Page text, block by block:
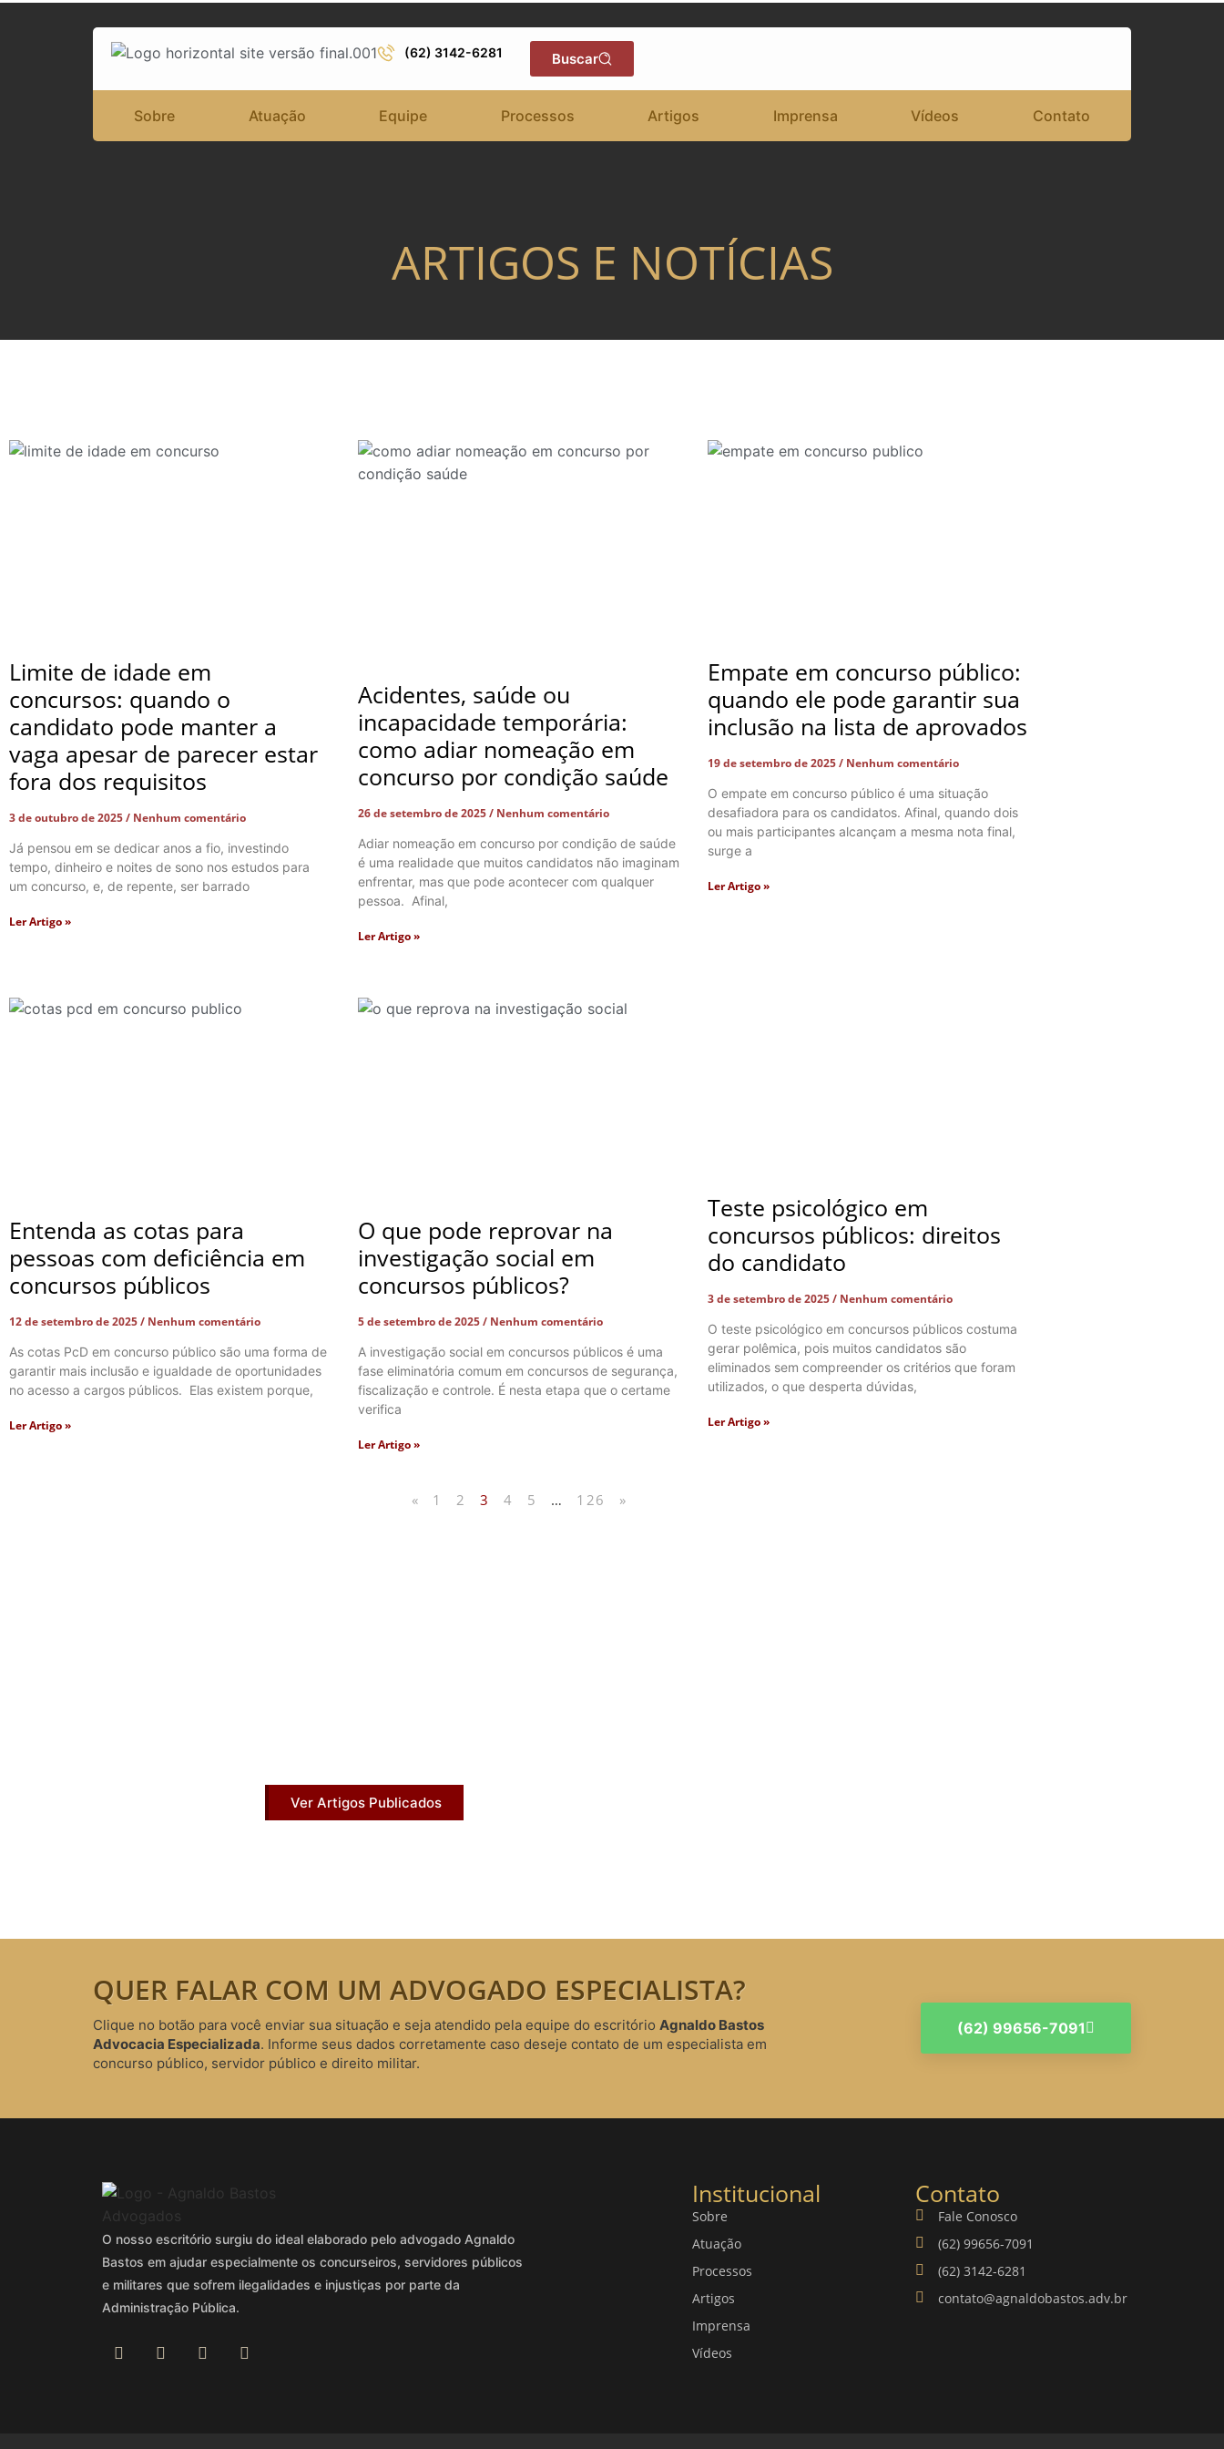
(62) 3142-6281 Buscar
Sobre Atuação Equipe Processos Artigos Imprensa Vídeos Contato
ARTIGOS E NOTÍCIAS
Limite de idade em
concursos: quando o
candidato pode manter a
vaga apesar de parecer estar
fora dos requisitos
3 de outubro de 2025
Nenhum comentário
Já pensou em se dedicar anos a fio, investindo
tempo, dinheiro e noites de sono nos estudos para
um concurso, e, de repente, ser barrado
Ler Artigo »
Acidentes, saúde ou
incapacidade temporária:
como adiar nomeação em
concurso por condição saúde
26 de setembro de 2025 Nenhum comentário
Adiar nomeação em concurso por condição de saúde
é uma realidade que muitos candidatos não imaginam
enfrentar, mas que pode acontecer com qualquer
pessoa. Afinal,
Ler Artigo »
Empate em concurso público:
quando ele pode garantir sua
inclusão na lista de aprovados
19 de setembro de 2025 Nenhum comentário
O empate em concurso público é uma situação
desafiadora para os candidatos. Afinal, quando dois
ou mais participantes alcançam a mesma nota final,
surge a
Ler Artigo »
Entenda as cotas para
pessoas com deficiência em
concursos públicos
12 de setembro de 2025
Nenhum comentário
As cotas PcD em concurso público são uma forma de
garantir mais inclusão e igualdade de oportunidades
no acesso a cargos públicos. Elas existem porque,
Ler Artigo »
O que pode reprovar na
investigação social em
concursos públicos?
5 de setembro de 2025 Nenhum comentário
A investigação social em concursos públicos é uma
fase eliminatória comum em concursos de segurança,
fiscalização e controle. É nesta etapa que o certame
verifica
Ler Artigo »
Teste psicológico em
concursos públicos: direitos
do candidato
3 de setembro de 2025 Nenhum comentário
O teste psicológico em concursos públicos costuma
gerar polêmica, pois muitos candidatos são
eliminados sem compreender os critérios que foram
utilizados, o que desperta dúvidas,
Ler Artigo »
« 1 2 3 4 5 … 126 »
Ver Artigos Publicados
QUER FALAR COM UM ADVOGADO ESPECIALISTA?
Clique no botão para você enviar sua situação e seja atendido pela equipe do escritório Agnaldo Bastos
Advocacia Especializada. Informe seus dados corretamente caso deseje contato de um especialista em
concurso público, servidor público e direito militar.
(62) 99656-7091
O nosso escritório surgiu do ideal elaborado pelo advogado Agnaldo
Bastos em ajudar especialmente os concurseiros, servidores públicos
e militares que sofrem ilegalidades e injustiças por parte da
Administração Pública.
Institucional
Sobre
Atuação
Processos
Artigos
Imprensa
Vídeos
Contato
Fale Conosco
(62) 99656-7091
(62) 3142-6281
contato@agnaldobastos.adv.br